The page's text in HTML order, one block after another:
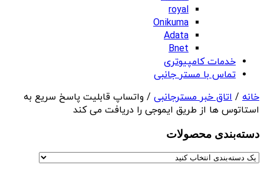
royal
Onikuma
Adata
Bnet
خدمات کامپیوتری
تماس با مستر جانبی
خانه / اتاق خبر مسترجانبی / واتساپ قابلیت پاسخ سریع به
استاتوس ها از طریق ایموجی را دریافت می کند
دسته‌بندی‌ محصولات